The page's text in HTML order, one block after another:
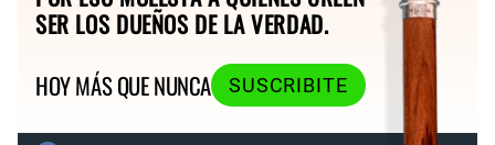
SER LOS DUEÑOS DE LA VERDAD.
HOY MÁS QUE NUNCA
SUSCRIBITE